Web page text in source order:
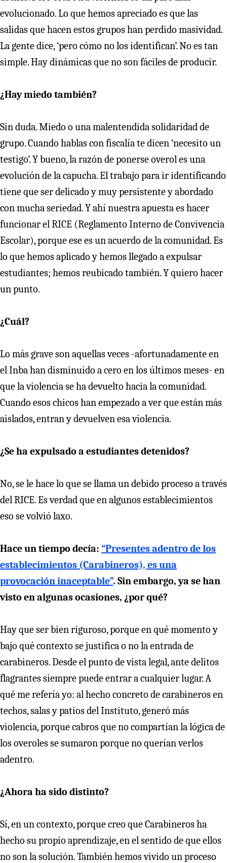
evolucionado. Lo que hemos apreciado es que las
salidas que hacen estos grupos han perdido masividad.
La gente dice, ‘pero cómo no los identifican’. No es tan
simple. Hay dinámicas que no son fáciles de producir.
¿Hay miedo también?
Sin duda. Miedo o una malentendida solidaridad de
grupo. Cuando hablas con fiscalía te dicen ‘necesito un
testigo’. Y bueno, la razón de ponerse overol es una
evolución de la capucha. El trabajo para ir identificando
tiene que ser delicado y muy persistente y abordado
con mucha seriedad. Y ahí nuestra apuesta es hacer
funcionar el RICE (Reglamento Interno de Convivencia
Escolar), porque ese es un acuerdo de la comunidad. Es
lo que hemos aplicado y hemos llegado a expulsar
estudiantes; hemos reubicado también. Y quiero hacer
un punto.
¿Cuál?
Lo más grave son aquellas veces -afortunadamente en
el Inba han disminuido a cero en los últimos meses- en
que la violencia se ha devuelto hacia la comunidad.
Cuando esos chicos han empezado a ver que están más
aislados, entran y devuelven esa violencia.
¿Se ha expulsado a estudiantes detenidos?
No, se le hace lo que se llama un debido proceso a través
del RICE. Es verdad que en algunos establecimientos
eso se volvió laxo.
Hace un tiempo decía: “Presentes adentro de los
establecimientos (Carabineros), es una
provocación inaceptable”. Sin embargo, ya se han
visto en algunas ocasiones, ¿por qué?
Hay que ser bien riguroso, porque en qué momento y
bajo qué contexto se justifica o no la entrada de
carabineros. Desde el punto de vista legal, ante delitos
flagrantes siempre puede entrar a cualquier lugar. A
qué me refería yo: al hecho concreto de carabineros en
techos, salas y patios del Instituto, generó más
violencia, porque cabros que no compartían la lógica de
los overoles se sumaron porque no querían verlos
adentro.
¿Ahora ha sido distinto?
Sí, en un contexto, porque creo que Carabineros ha
hecho su propio aprendizaje, en el sentido de que ellos
no son la solución. También hemos vivido un proceso